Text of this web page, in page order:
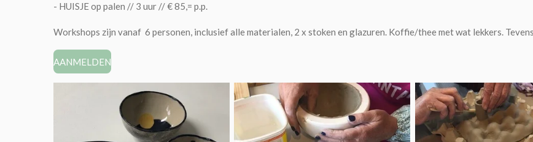
- HUISJE op palen // 3 uur // € 85,= p.p.
Workshops zijn vanaf 6 personen, inclusief alle materialen, 2 x stoken en glazuren. Koffie/thee met wat lekkers.
AANMELDEN